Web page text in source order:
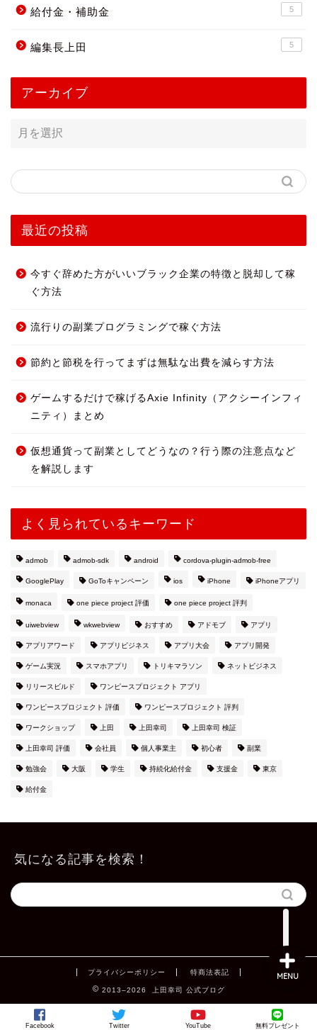
給付金・補助金 5
編集長上田 5
アーカイブ
最近の投稿
今すぐ辞めた方がいいブラック企業の特徴と脱却して稼
ぐ方法
流行りの副業プログラミングで稼ぐ方法
節約と節税を行ってまずは無駄な出費を減らす方法
ゲームするだけで稼げるAxie Infinity（アクシーインフィ
ニティ）まとめ
仮想通貨って副業としてどうなの？行う際の注意点など
を解説します
よく見られているキーワード
admob admob-sdk android cordova-plugin-admob-free
GooglePlay GoToキャンペーン ios iPhone iPhoneアプリ
monaca one piece project 評価 one piece project 評判
uiwebview wkwebview おすすめ アドモブ アプリ
アプリアワード アプリビジネス アプリ大会 アプリ開発
ゲーム実況 スマホアプリ トリキマラソン ネットビジネス
リリースビルド ワンピースプロジェクト アプリ
ワンピースプロジェクト 評価 ワンピースプロジェクト 評判
ワークショップ 上田 上田幸司 上田幸司 検証
上田幸司 評価 会社員 個人事業主 初心者 副業
勉強会 大阪 学生 持続化給付金 支援金 東京
給付金
気になる記事を検索！
プライバシーポリシー 特商法表記
2013–2026 上田幸司 公式ブログ
Facebook Twitter YouTube 無料プレゼント
MENU